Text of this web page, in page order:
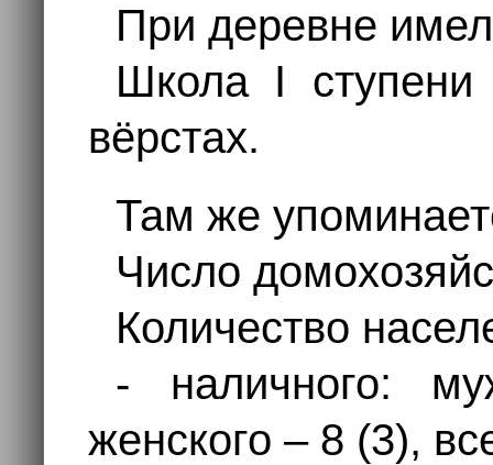
При деревне
Школа I
вёрстах.
Там же
Число
Количество
- наличного:
женского – 8 (3),